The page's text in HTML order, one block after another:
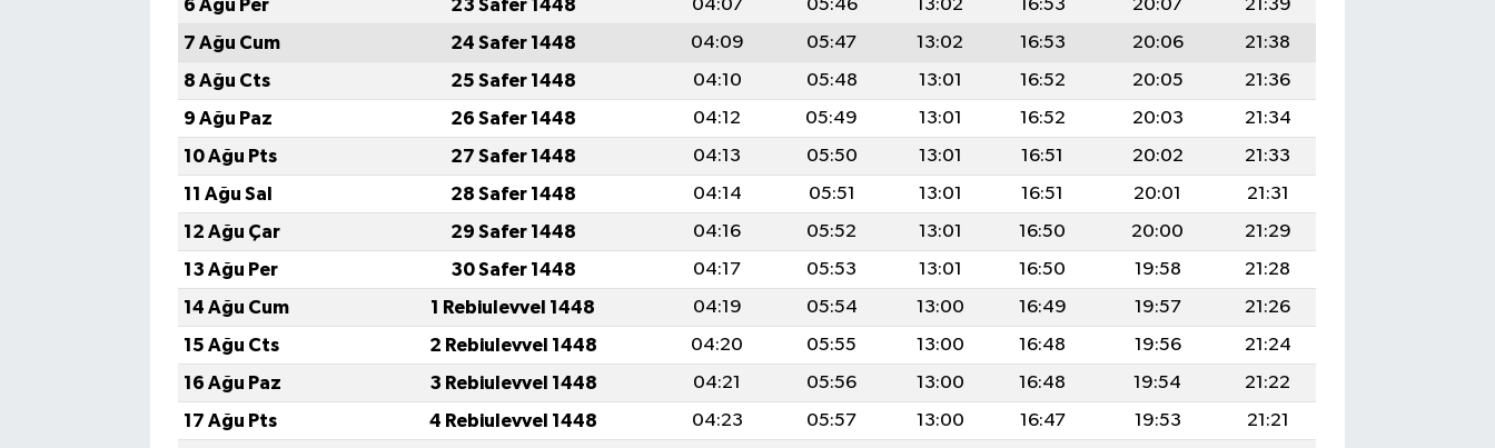
6 Ağu Per
23 Safer 1448 04:07 05:46 13:02 16:53 20:07
21:39
7 Ağu Cum
24 Safer 1448 04:09 05:47 13:02 16:53 20:06
21:38
8 Ağu Cts
25 Safer 1448 04:10 05:48 13:01 16:52 20:05
21:36
9 Ağu Paz
26 Safer 1448 04:12 05:49 13:01 16:52 20:03
21:34
10 Ağu Pts
27 Safer 1448 04:13 05:50 13:01 16:51 20:02
21:33
11 Ağu Sal
28 Safer 1448 04:14 05:51 13:01 16:51 20:01
21:31
12 Ağu Çar
29 Safer 1448 04:16 05:52 13:01 16:50 20:00
21:29
13 Ağu Per
30 Safer 1448 04:17 05:53 13:01 16:50 19:58
21:28
14 Ağu Cum
1 Rebiulevvel 1448 04:19 05:54 13:00 16:49 19:57
21:26
15 Ağu Cts
2 Rebiulevvel 1448 04:20 05:55 13:00 16:48 19:56
21:24
16 Ağu Paz
3 Rebiulevvel 1448 04:21 05:56 13:00 16:48 19:54
21:22
17 Ağu Pts
4 Rebiulevvel 1448 04:23 05:57 13:00 16:47 19:53
21:21